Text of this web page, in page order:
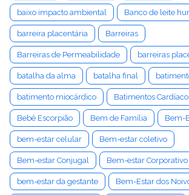
baixo impacto ambiental Banco de leite
barreira placentária Barreiras
Barreiras de Permeabilidade barreiras
batalha da alma batalha final
batimento miocárdico Batimentos
Bebê Escorpião Bem de Família Bem-
bem-estar celular Bem-estar coletivo
Bem-estar Conjugal Bem-estar Corporativo
bem-estar da gestante Bem-Estar dos